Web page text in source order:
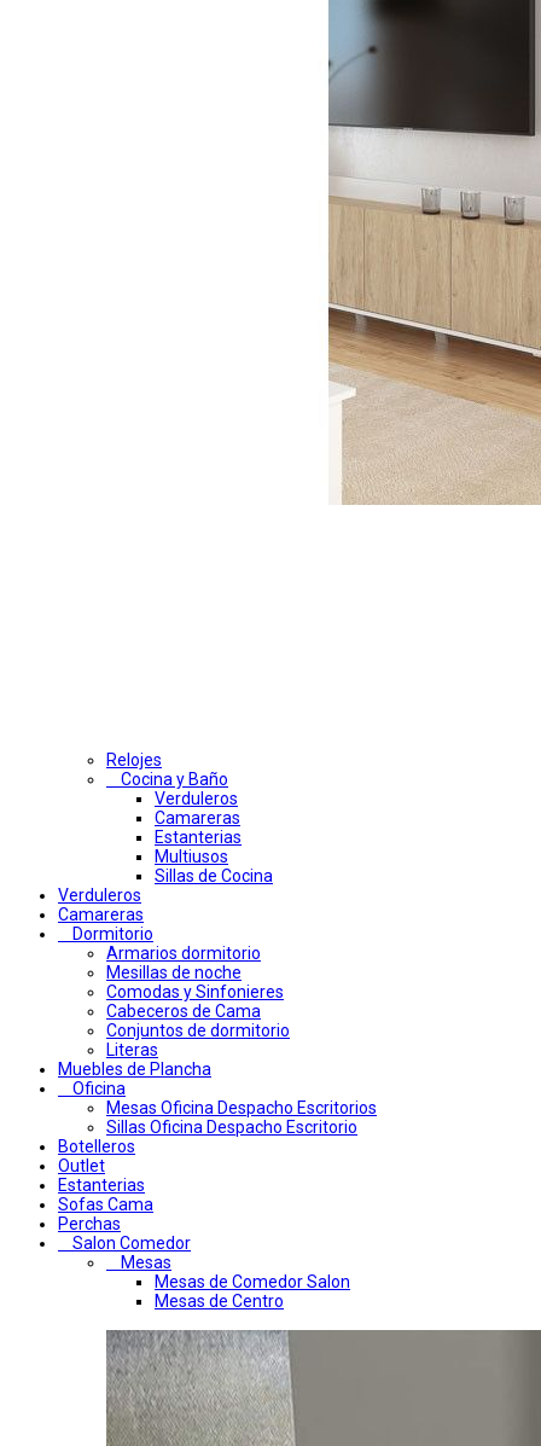
Relojes
Cocina y Baño
Verduleros
Camareras
Estanterias
Multiusos
Sillas de Cocina
Verduleros
Camareras
Dormitorio
Armarios dormitorio
Mesillas de noche
Comodas y Sinfonieres
Cabeceros de Cama
Conjuntos de dormitorio
Literas
Muebles de Plancha
Oficina
Mesas Oficina Despacho Escritorios
Sillas Oficina Despacho Escritorio
Botelleros
Outlet
Estanterias
Sofas Cama
Perchas
Salon Comedor
Mesas
Mesas de Comedor Salon
Mesas de Centro